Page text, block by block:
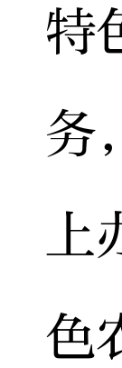
特
务
色